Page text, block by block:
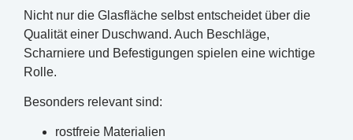
Nicht nur die Glasfläche selbst entscheidet über die
Qualität einer Duschwand. Auch Beschläge,
Scharniere und Befestigungen spielen eine wichtige
Rolle.
Besonders relevant sind:
rostfreie Materialien